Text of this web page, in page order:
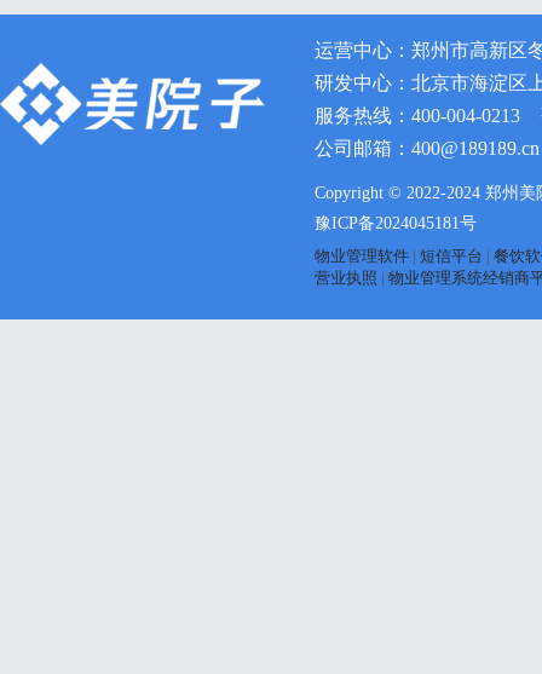
运营中心：郑州市高新区
研发中心：北京市海淀区
服务热线：400-004-0213
公司邮箱：400@189189.cn
Copyright © 2022-2024 郑州
豫ICP备2024045181号
物业管理软件 短信平台
餐饮
营业执照
物业管理系统经销商